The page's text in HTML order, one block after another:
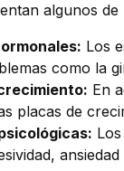
algunos de
Los
como la
En
placas de